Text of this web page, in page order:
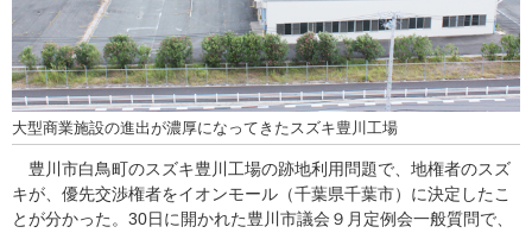
大型商業施設の進出が濃厚になってきたスズキ豊川工場
豊川市白鳥町のスズキ豊川工場の跡地利用問題で、地権者のスズ
キが、優先交渉権者をイオンモール（千葉県千葉市）に決定したこ
とが分かった。30日に開かれた豊川市議会９月定例会一般質問で、